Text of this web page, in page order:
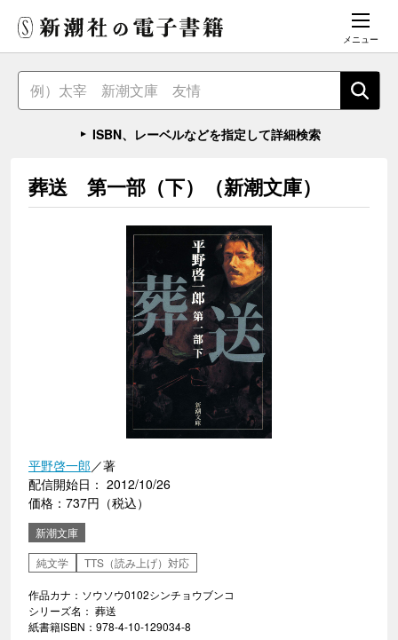
メニュー
ISBN、レーベルなどを指定して詳細検索
葬送 第一部（下）（新潮文庫）
平野啓一郎／著
配信開始日： 2012/10/26
価格：737円（税込）
新潮文庫
純文学
TTS（読み上げ）対応
作品カナ：ソウソウ0102シンチョウブンコ
シリーズ名： 葬送
紙書籍ISBN：978-4-10-129034-8